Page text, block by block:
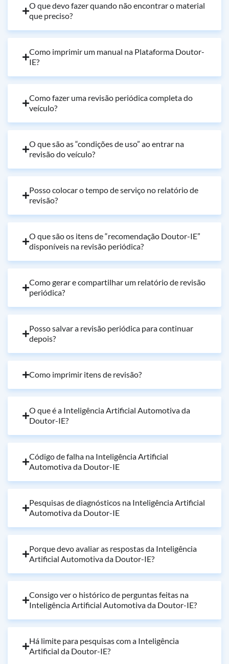
O que devo fazer quando não encontrar o material
que preciso?
Como imprimir um manual na Plataforma Doutor-
IE?
Como fazer uma revisão periódica completa do
veículo?
O que são as “condições de uso” ao entrar na
revisão do veículo?
Posso colocar o tempo de serviço no relatório de
revisão?
O que são os itens de “recomendação Doutor-IE”
disponíveis na revisão periódica?
Como gerar e compartilhar um relatório de revisão
periódica?
Posso salvar a revisão periódica para continuar
depois?
Como imprimir itens de revisão?
O que é a Inteligência Artificial Automotiva da
Doutor-IE?
Código de falha na Inteligência Artificial
Automotiva da Doutor-IE
Pesquisas de diagnósticos na Inteligência Artificial
Automotiva da Doutor-IE
Porque devo avaliar as respostas da Inteligência
Artificial Automotiva da Doutor-IE?
Consigo ver o histórico de perguntas feitas na
Inteligência Artificial Automotiva da Doutor-IE?
Há limite para pesquisas com a Inteligência
Artificial da Doutor-IE?